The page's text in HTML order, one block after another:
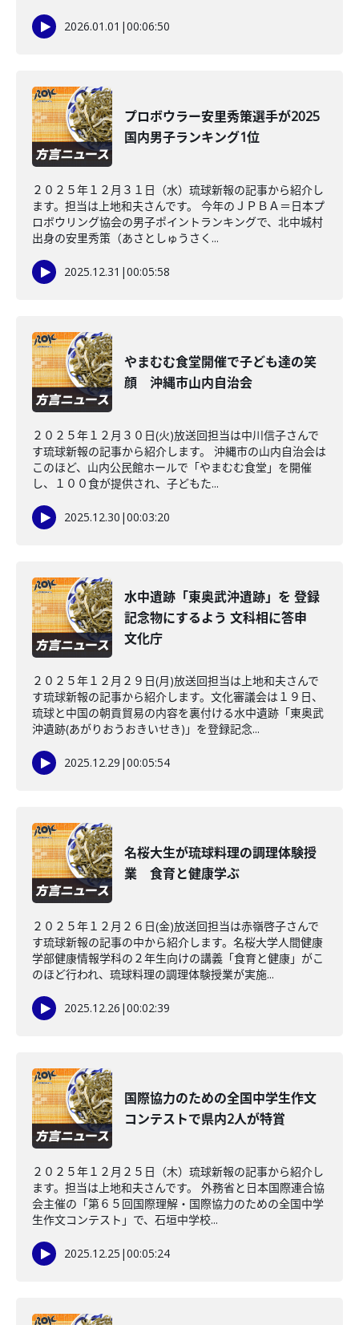
2026.01.01 |00:06:50
プロボウラー安里秀策選手が2025
国内男子ランキング1位
２０２５年１２月３１日（水）琉球新報の記事から紹介し
ます。担当は上地和夫さんです。 今年のＪＰＢＡ＝日本プ
ロボウリング協会の男子ポイントランキングで、北中城村
出身の安里秀策（あさとしゅうさく...
2025.12.31 |00:05:58
やまむむ食堂開催で子ども達の笑
顔 沖縄市山内自治会
２０２５年１２月３０日(火)放送回担当は中川信子さんで
す琉球新報の記事から紹介します。 沖縄市の山内自治会は
このほど、山内公民館ホールで「やまむむ食堂」を開催
し、１００食が提供され、子どもた...
2025.12.30 |00:03:20
水中遺跡「東奥武沖遺跡」を 登録
記念物にするよう 文科相に答申
文化庁
２０２５年１２月２９日(月)放送回担当は上地和夫さんで
す琉球新報の記事から紹介します。文化審議会は１９日、
琉球と中国の朝貢貿易の内容を裏付ける水中遺跡「東奥武
沖遺跡(あがりおうおきいせき)」を登録記念...
2025.12.29 |00:05:54
名桜大生が琉球料理の調理体験授
業 食育と健康学ぶ
２０２５年１２月２６日(金)放送回担当は赤嶺啓子さんで
す琉球新報の記事の中から紹介します。名桜大学人間健康
学部健康情報学科の２年生向けの講義「食育と健康」がこ
のほど行われ、琉球料理の調理体験授業が実施...
2025.12.26 |00:02:39
国際協力のための全国中学生作文
コンテストで県内2人が特賞
２０２５年１２月２５日（木）琉球新報の記事から紹介し
ます。担当は上地和夫さんです。 外務省と日本国際連合協
会主催の「第６５回国際理解・国際協力のための全国中学
生作文コンテスト」で、石垣中学校...
2025.12.25 |00:05:24